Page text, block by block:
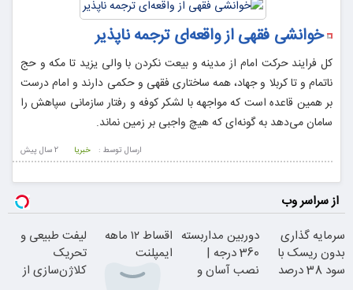
خوانشی فقهی از واقعه‌ای ترجمه ناپذیر
کل فرایند حرکت امام از مدینه و بیعت نکردن با والی یزید تا مکه و حج
ناتمام و تا کربلا و جهاد، همه ساختاری فقهی و حکمی دارند و امام درست
بر همین قاعده است که مواجهه با لشکر کوفه و رفتار سازمانی سپاهش را
سامان می‌دهد به گونه‌ای که هیچ واجبی بر زمین نماند.
2 سال پيش ارسال توسط : خبریا
از سراسر وب
سرمایه گذاری
بدون ریسک با
سود 38 درصد
دوربین مداربسته
360 درجه |
نصب آسان و
اقساط ۱۲ ماهه
ایمپلنت
لیفت طبیعی و
تحریک
کلاژن‌سازی از